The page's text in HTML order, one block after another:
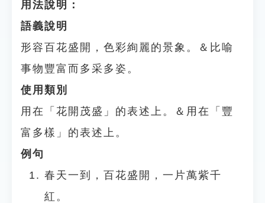
用法說明：
語義說明
形容百花盛開，色彩絢麗的景象。＆比喻
事物豐富而多采多姿。
使用類別
用在「花開茂盛」的表述上。＆用在「豐
富多樣」的表述上。
例句
春天一到，百花盛開，一片萬紫千
紅。